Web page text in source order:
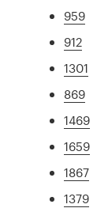
959
912
1301
869
1469
1659
1867
1379